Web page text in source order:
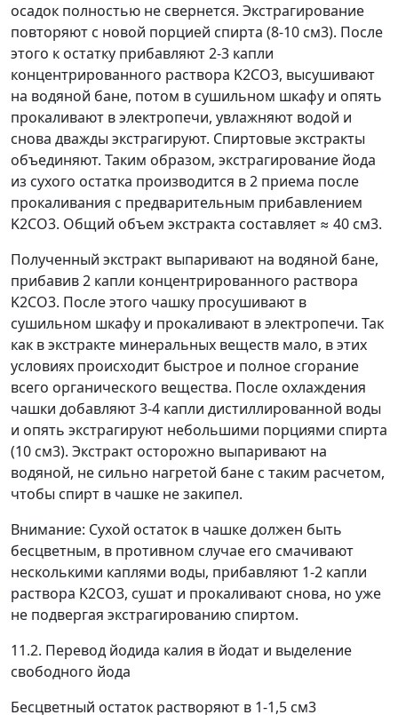
осадок полностью не свернется. Экстрагирование
повторяют с новой порцией спирта (8-10 см3). После
этого к остатку прибавляют 2-3 капли
концентрированного раствора K2CO3, высушивают
на водяной бане, потом в сушильном шкафу и опять
прокаливают в электропечи, увлажняют водой и
снова дважды экстрагируют. Спиртовые экстракты
объединяют. Таким образом, экстрагирование йода
из сухого остатка производится в 2 приема после
прокаливания с предварительным прибавлением
K2CO3. Общий объем экстракта составляет ≈ 40 см3.
Полученный экстракт выпаривают на водяной бане,
прибавив 2 капли концентрированного раствора
K2CO3. После этого чашку просушивают в
сушильном шкафу и прокаливают в электропечи. Так
как в экстракте минеральных веществ мало, в этих
условиях происходит быстрое и полное сгорание
всего органического вещества. После охлаждения
чашки добавляют 3-4 капли дистиллированной воды
и опять экстрагируют небольшими порциями спирта
(10 см3). Экстракт осторожно выпаривают на
водяной, не сильно нагретой бане с таким расчетом,
чтобы спирт в чашке не закипел.
Внимание: Сухой остаток в чашке должен быть
бесцветным, в противном случае его смачивают
несколькими каплями воды, прибавляют 1-2 капли
раствора K2CO3, сушат и прокаливают снова, но уже
не подвергая экстрагированию спиртом.
11.2. Перевод йодида калия в йодат и выделение
свободного йода
Бесцветный остаток растворяют в 1-1,5 см3